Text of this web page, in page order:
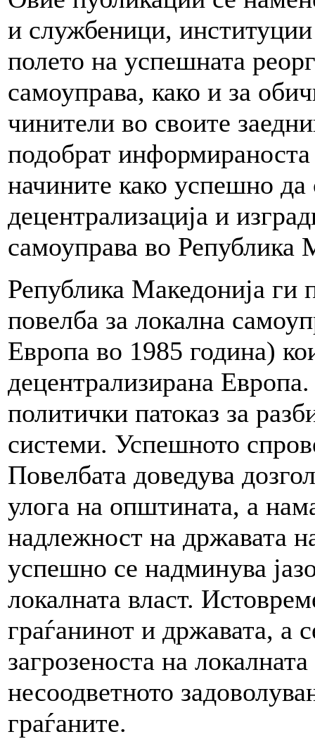
и службеници,
полето на успешната
самоуправа, како и за
чинители во своите
подобрат
начините како успешно да
децентрализација и
самоуправа во Република
Република Македонија ги
повелба за локална
Европа во 1985 година)
децентрализирана
политички патоказ за
системи. Успешното
Повелбата доведува
улога на општината, а
надлежност на државата
успешно се надминува
локалната власт.
граѓанинот и државата, а
загрозеноста на
несоодветното
граѓаните.